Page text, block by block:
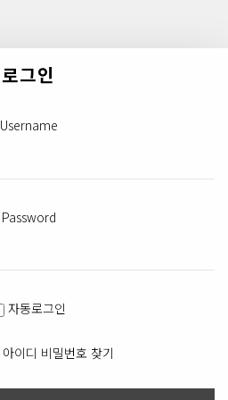
로그인
Username
Password
자동로그인
아이디 비밀번호 찾기